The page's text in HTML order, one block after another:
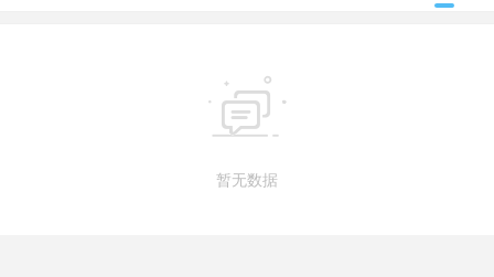

暂无数据